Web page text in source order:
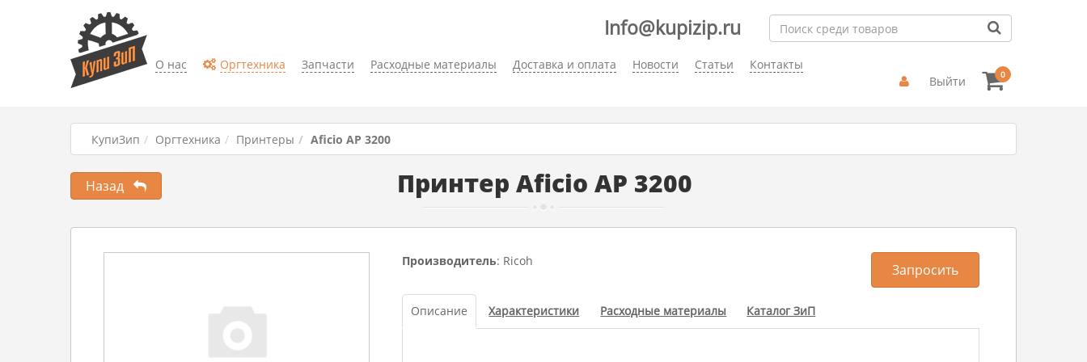
О нас Оргтехника Запчасти Расходные материалы Доставка и оплата Новости Статьи Контакты
Info@kupizip.ru
Выйти 0
КупиЗип Оргтехника Принтеры Aficio AP 3200
Принтер Aficio AP 3200
Назад
Производитель: Ricoh
Запросить
Описание Характеристики Расходные материалы Каталог ЗиП